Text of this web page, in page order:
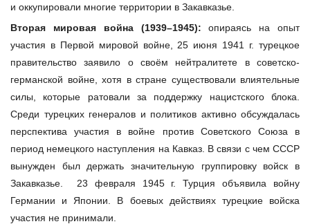
и оккупировали многие территории в Закавказье.
Вторая мировая война (1939–1945):опираясь на опыт
участия в Первой мировой войне, 25 июня 1941 г. турецкое
правительство заявило о своём нейтралитете в советско-
германской войне, хотя в стране существовали влиятельные
силы, которые ратовали за поддержку нацистского блока.
Среди турецких генералов и политиков активно обсуждалась
перспектива участия в войне против Советского Союза в
период немецкого наступления на Кавказ. В связи с чем СССР
вынужден был держать значительную группировку войск в
Закавказье. 23 февраля 1945 г. Турция объявила войну
Германии и Японии. В боевых действиях турецкие войска
участия не принимали.